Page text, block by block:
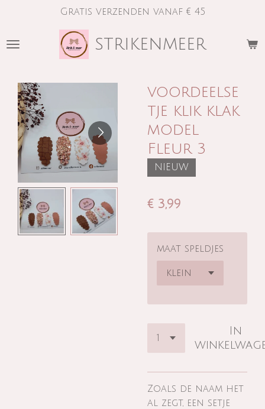
naar
strikenmeer
Gratis verzenden vanaf € 45
voordeelse
tje klik klak
model
Fleur 3
NIEUW
€ 3,99
maat speldjes
In
Zoals de naam het
al zegt, een setje